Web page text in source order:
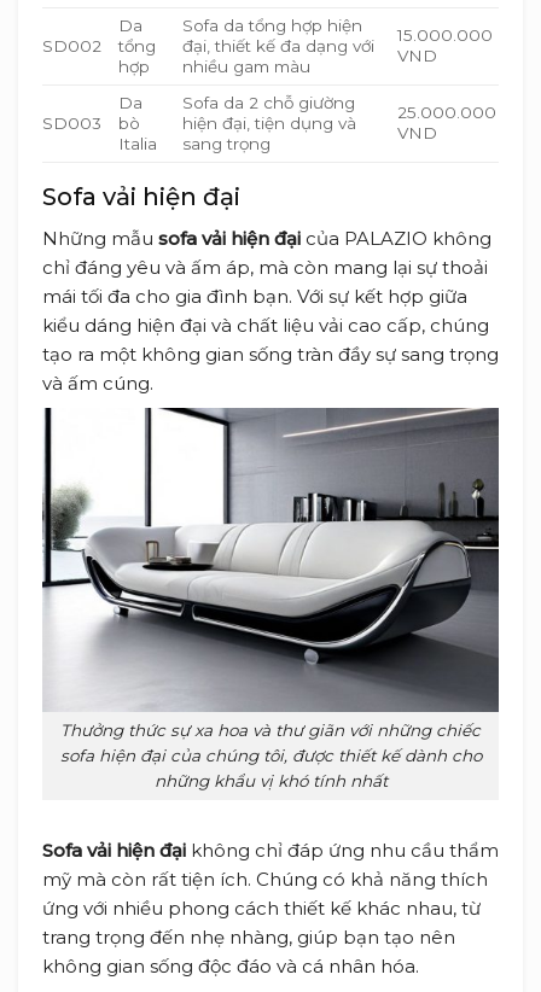
SD002
Da
tổng
hợp
Sofa da tổng hợp hiện
đại, thiết kế đa dạng với
nhiều gam màu
15.000.000
VND
SD003
Da
bò
Italia
Sofa da 2 chỗ giường
hiện đại, tiện dụng và
sang trọng
25.000.000
VND
Sofa vải hiện đại
Những mẫu sofa vải hiện đại của PALAZIO không
chỉ đáng yêu và ấm áp, mà còn mang lại sự thoải
mái tối đa cho gia đình bạn. Với sự kết hợp giữa
kiểu dáng hiện đại và chất liệu vải cao cấp, chúng
tạo ra một không gian sống tràn đầy sự sang trọng
và ấm cúng.
Thưởng thức sự xa hoa và thư giãn với những chiếc
sofa hiện đại của chúng tôi, được thiết kế dành cho
những khẩu vị khó tính nhất
Sofa vải hiện đại không chỉ đáp ứng nhu cầu thẩm
mỹ mà còn rất tiện ích. Chúng có khả năng thích
ứng với nhiều phong cách thiết kế khác nhau, từ
trang trọng đến nhẹ nhàng, giúp bạn tạo nên
không gian sống độc đáo và cá nhân hóa.